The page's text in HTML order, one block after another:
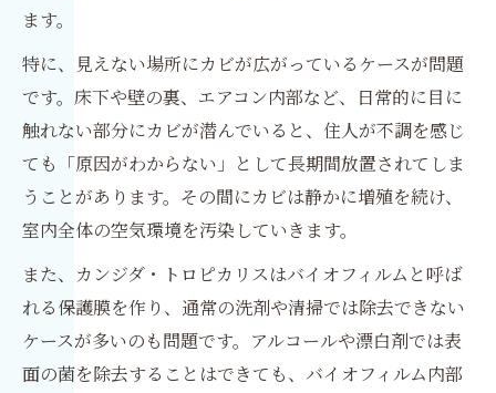
ます。
特に、見えない場所にカビが広がっているケースが問題
です。床下や壁の裏、エアコン内部など、日常的に目に
触れない部分にカビが潜んでいると、住人が不調を感じ
ても「原因がわからない」として長期間放置されてしま
うことがあります。その間にカビは静かに増殖を続け、
室内全体の空気環境を汚染していきます。
また、カンジダ・トロピカリスはバイオフィルムと呼ば
れる保護膜を作り、通常の洗剤や清掃では除去できない
ケースが多いのも問題です。アルコールや漂白剤では表
面の菌を除去することはできても、バイオフィルム内部